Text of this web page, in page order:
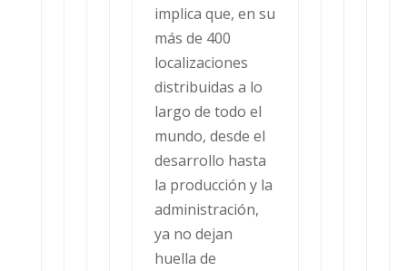
implica que, en su
más de 400
localizaciones
distribuidas a lo
largo de todo el
mundo, desde el
desarrollo hasta
la producción y la
administración,
ya no dejan
huella de